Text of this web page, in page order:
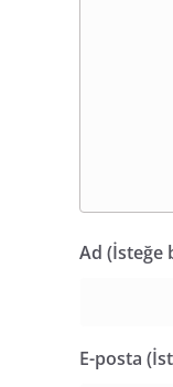
Ad (İsteğe
E-posta